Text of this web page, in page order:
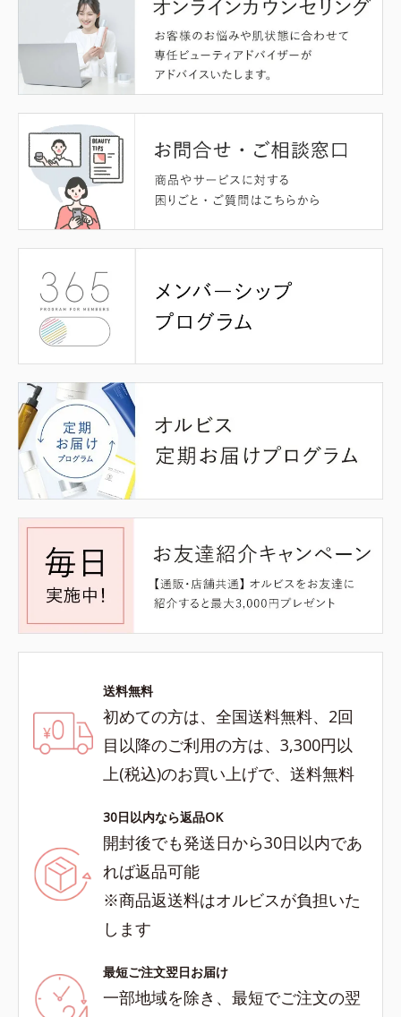
送料無料
初めての方は、全国送料無料、2回
目以降のご利用の方は、3,300円以
上(税込)のお買い上げで、送料無料
30日以内なら返品OK
開封後でも発送日から30日以内であ
れば返品可能
※商品返送料はオルビスが負担いた
します
最短ご注文翌日お届け
一部地域を除き、最短でご注文の翌